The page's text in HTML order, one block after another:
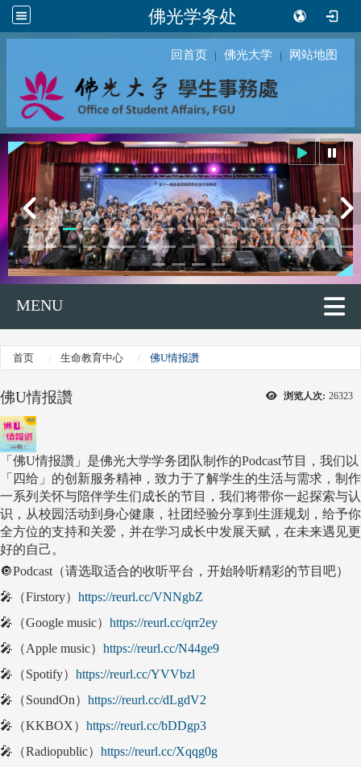
佛光学务处
回首页 ｜ 佛光大学 ｜ 网站地图
MENU
首页 生命教育中心 佛U情报讚
浏览人次: 26323
佛U情报讚
「佛U情报讚」是佛光大学学务团队制作的Podcast节目，我们以
「四给」的创新服务精神，致力于了解学生的生活与需求，制作
一系列关怀与陪伴学生们成长的节目，我们将带你一起探索与认
识，从校园活动到身心健康，社团经验分享到生涯规划，给予你
全方位的支持和关爱，并在学习成长中发展天赋，在未来遇见更
好的自己。
🔘Podcast（请选取适合的收听平台，开始聆听精彩的节目吧）
🎤（Firstory） https://reurl.cc/VNNgbZ
🎤（Google music） https://reurl.cc/qrr2ey
🎤（Apple music） https://reurl.cc/N44ge9
🎤（Spotify） https://reurl.cc/YVVbzl
🎤（SoundOn） https://reurl.cc/dLgdV2
🎤（KKBOX） https://reurl.cc/bDDgp3
🎤（Radiopublic） https://reurl.cc/Xqqg0g